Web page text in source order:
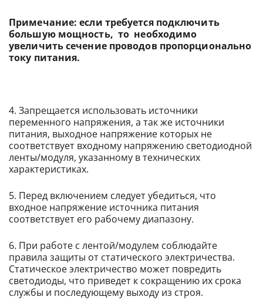
Примечание: если требуется подключить
большую мощность, то необходимо
увеличить сечение проводов пропорционально
току питания.
4. Запрещается использовать источники
переменного напряжения, а так же источники
питания, выходное напряжение которых не
соответствует входному напряжению светодиодной
ленты/модуля, указанному в технических
характеристиках.
5. Перед включением следует убедиться, что
входное напряжение источника питания
соответствует его рабочему диапазону.
6. При работе с лентой/модулем соблюдайте
правила защиты от статического электричества.
Статическое электричество может повредить
светодиоды, что приведет к сокращению их срока
службы и последующему выходу из строя.